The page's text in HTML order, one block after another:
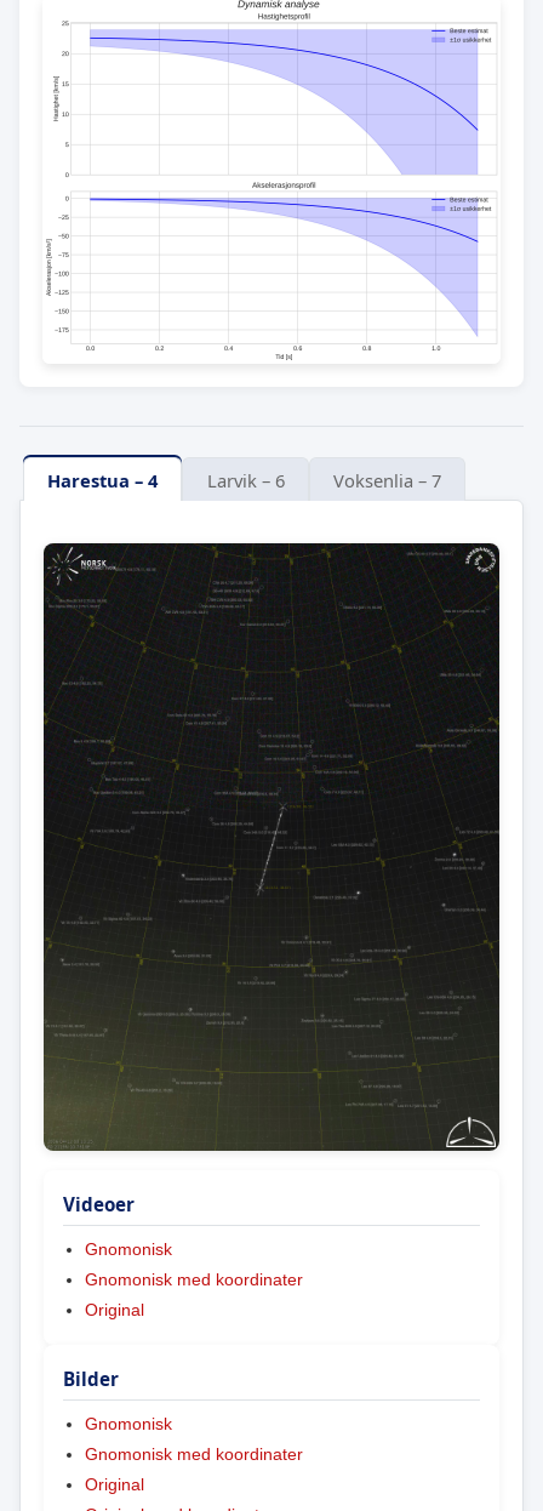
Harestua – 4 Larvik – 6 Voksenlia – 7
Videoer
Gnomonisk
Gnomonisk med koordinater
Original
Bilder
Gnomonisk
Gnomonisk med koordinater
Original